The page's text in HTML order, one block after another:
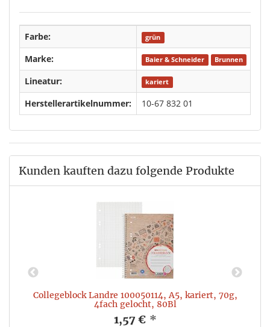
Farbe: grün
Marke: Baier & Schneider Brunnen
Lineatur: kariert
Herstellerartikelnummer: 10-67 832 01
Kunden kauften dazu folgende Produkte
Collegeblock Landre 100050114, A5, kariert, 70g,
4fach gelocht, 80Bl
1,57 € *